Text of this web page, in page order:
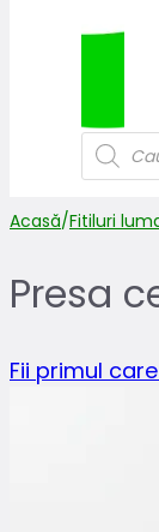
search
Acasă/Fitiluri
Presa
Fii primul